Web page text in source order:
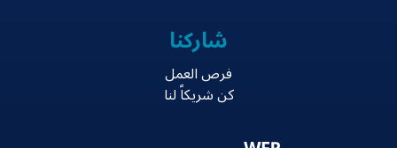
شاركنا
فرص العمل
كن شريكاً لنا